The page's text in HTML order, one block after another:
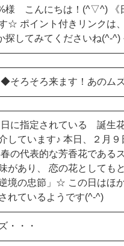
様 こんにちは！(^▽^) 《
ポイント付きリンクは
探してみてくださいね(^-
ろそろ来ます！あのムズ
日に指定されている 誕生
介しています♪ 本日、２
代表的な芳香花であるス
があり、 恋の花としても
境の忠節」☆ この日はほ
れているようです(^-^)
・・・